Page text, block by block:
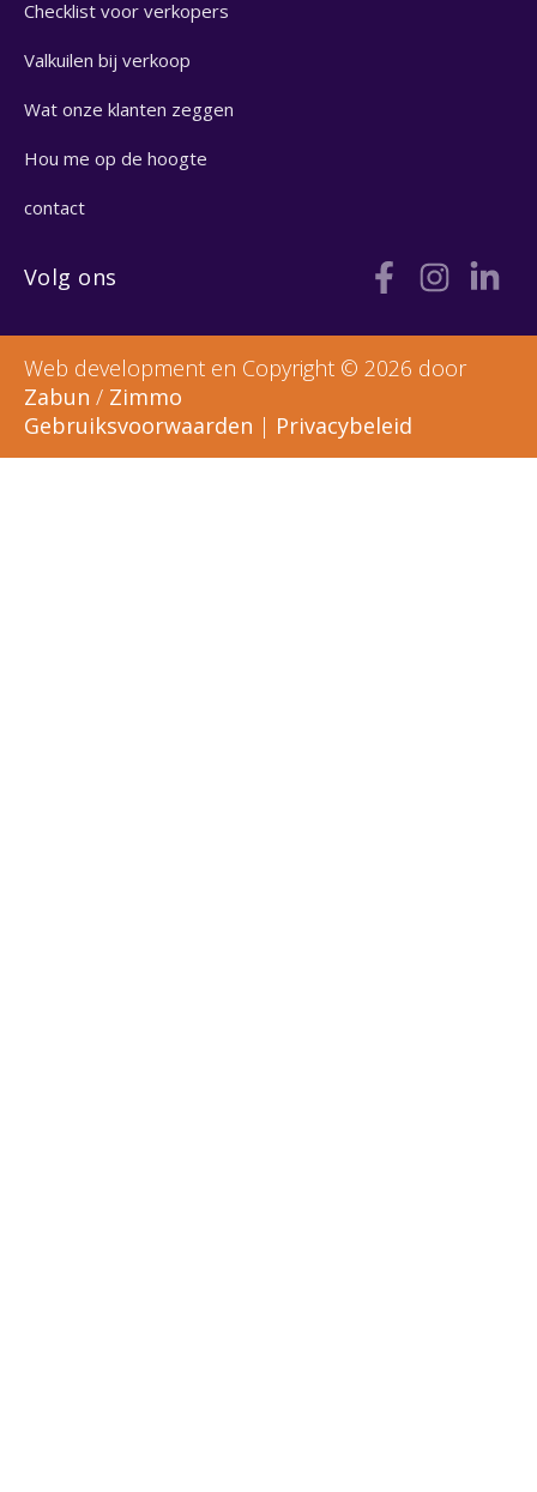
Checklist voor verkopers
Valkuilen bij verkoop
Wat onze klanten zeggen
Hou me op de hoogte
contact
Volg ons
Web development en Copyright © 2026 door
Zabun / Zimmo
Gebruiksvoorwaarden | Privacybeleid